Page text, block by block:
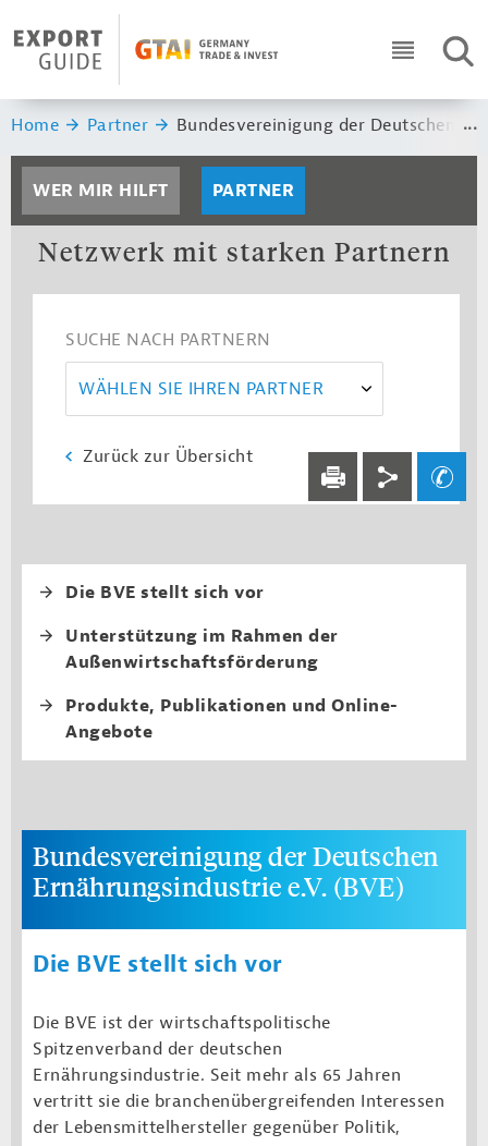
Header Logo
ICON
Sie sind hier:
Home Partner Bundesvereinigung der Deutschen
WER MIR HILFT PARTNER
Netzwerk mit starken Partnern
SUCHE NACH PARTNERN
WÄHLEN SIE IHREN PARTNER
Zurück zur Übersicht
Die BVE stellt sich vor
Unterstützung im Rahmen der
Außenwirtschaftsförderung
Produkte, Publikationen und Online-
Angebote
Service navi
DRUCKEN
Social navi
Ihre Frage an
Bundesvereinigung der Deutschen
Ernährungsindustrie e.V. (BVE)
Die BVE stellt sich vor
Die BVE ist der wirtschaftspolitische
Spitzenverband der deutschen
Ernährungsindustrie. Seit mehr als 65 Jahren
vertritt sie die branchenübergreifenden Interessen
der Lebensmittelhersteller gegenüber Politik,